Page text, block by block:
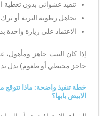
تنفيذ عشوائي بدون تغطية
تجاهل رطوبة التربة أو
الاعتماد على زيارة
إذا كان البيت جاهز ومأهول،
حاجز محيطي أو طعوم) بدل
خطة تنفيذ واضحة: ماذا
الابيض بابها؟